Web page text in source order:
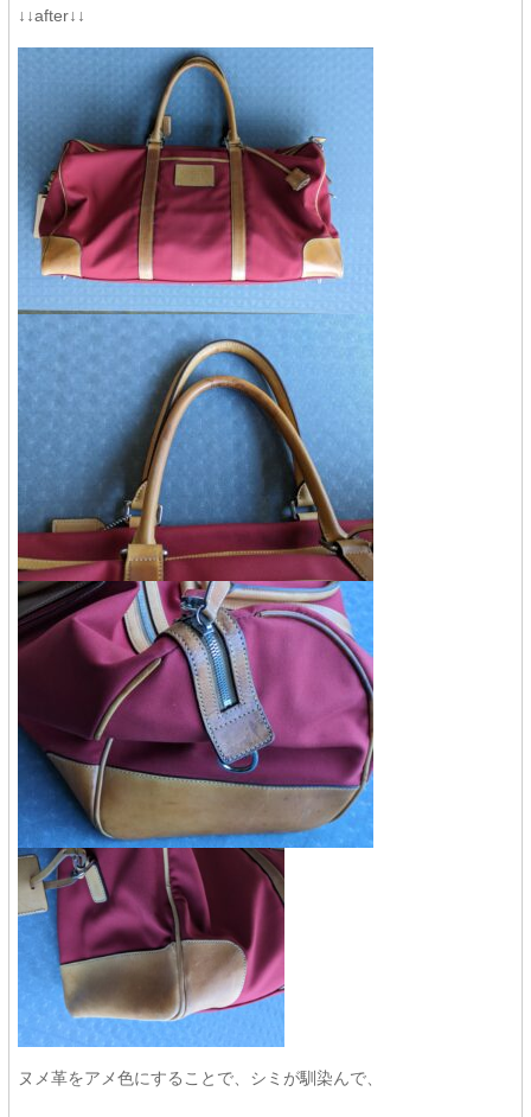
↓↓after↓↓
ヌメ革をアメ色にすることで、シミが馴染んで、